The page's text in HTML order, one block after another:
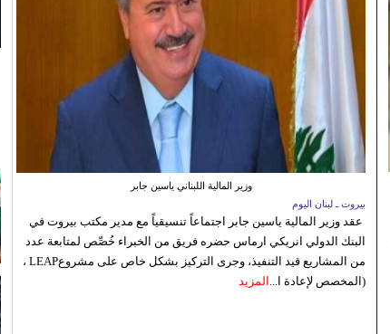
وزير المالية اللبناني ياسين جابر
بيروت ـ لبنان اليوم
عقد وزير المالية ياسين جابر اجتماعاً تنسيقياً مع مدير مكتب بيروت في
البنك الدولي انريكي ارماس حضره فريق من الخبراء خُصِّص لمتابعة عدد
من المشاريع قيد التنفيذ، وجرى التركيز بشكل خاص على مشروعLEAP ،
(المخصص لإعادة ا... المزيد